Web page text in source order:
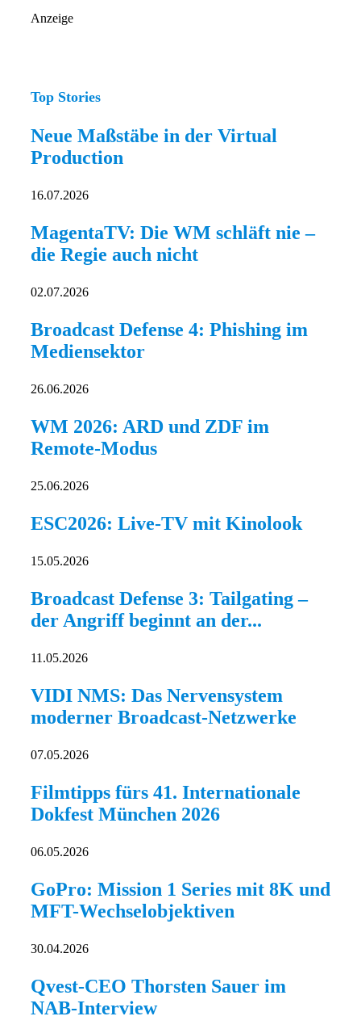
Anzeige
Top Stories
Neue Maßstäbe in der Virtual
Production
16.07.2026
MagentaTV: Die WM schläft nie –
die Regie auch nicht
02.07.2026
Broadcast Defense 4: Phishing im
Mediensektor
26.06.2026
WM 2026: ARD und ZDF im
Remote-Modus
25.06.2026
ESC2026: Live-TV mit Kinolook
15.05.2026
Broadcast Defense 3: Tailgating –
der Angriff beginnt an der...
11.05.2026
VIDI NMS: Das Nervensystem
moderner Broadcast-Netzwerke
07.05.2026
Filmtipps fürs 41. Internationale
Dokfest München 2026
06.05.2026
GoPro: Mission 1 Series mit 8K und
MFT-Wechselobjektiven
30.04.2026
Qvest-CEO Thorsten Sauer im
NAB-Interview